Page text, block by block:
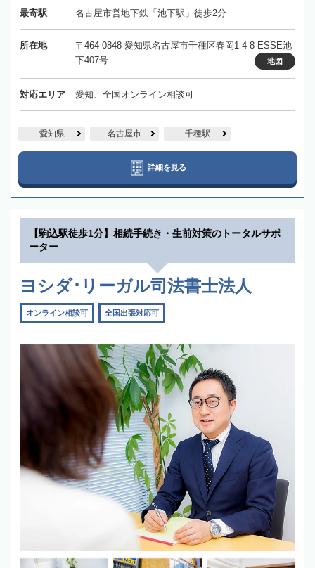
最寄駅 名古屋市営地下鉄「池下駅」徒歩2分
所在地
〒464-0848 愛知県名古屋市千種区春岡1-4-8 ESSE池
下407号
地図
対応エリア 愛知、全国オンライン相談可
愛知県 名古屋市 千種駅
詳細を見る
【駒込駅徒歩1分】相続手続き・生前対策のトータルサポ
ーター
ヨシダ･リーガル司法書士法人
オンライン相談可 全国出張対応可